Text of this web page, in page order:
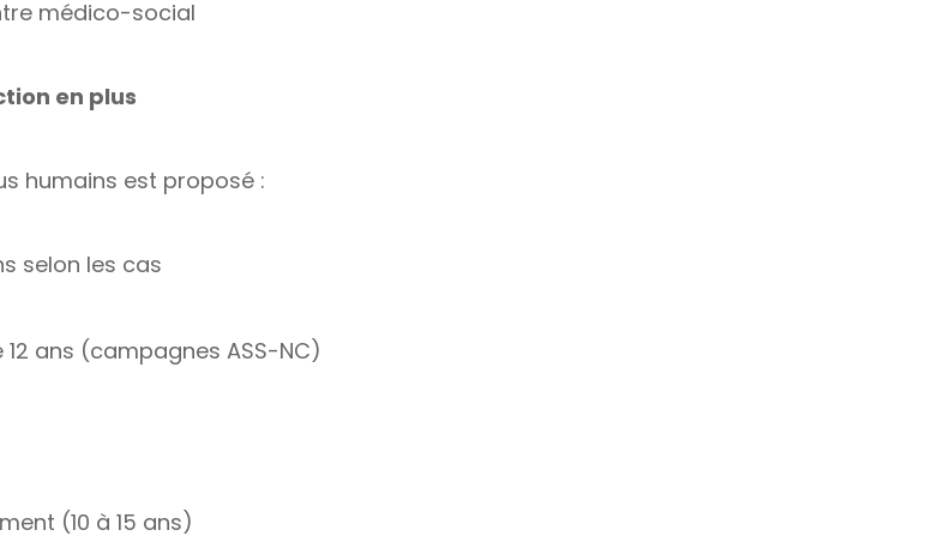
médico-social
en plus
humains est proposé :
selon les cas
ans (campagnes ASS-NC)
(10 à 15 ans)